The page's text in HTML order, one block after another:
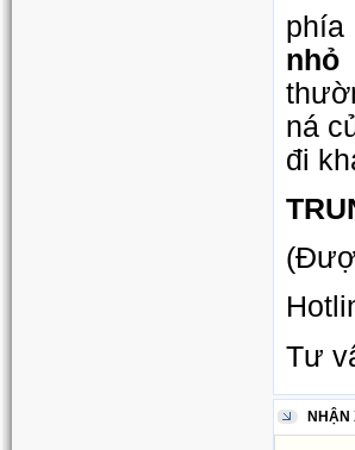
nhỏ
ná
đi
Tư
NHẬN